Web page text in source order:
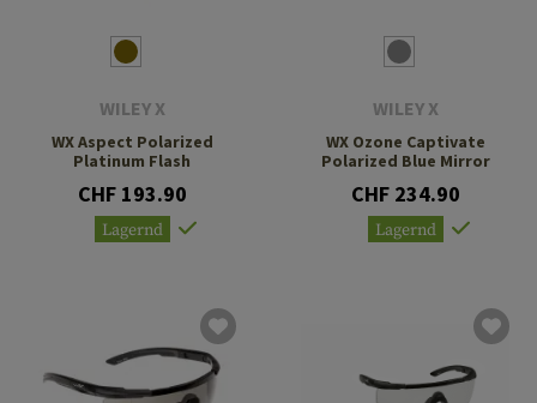
WILEY X
WX Aspect Polarized
Platinum Flash
CHF 193.90
Lagernd
WILEY X
WX Ozone Captivate
Polarized Blue Mirror
CHF 234.90
Lagernd